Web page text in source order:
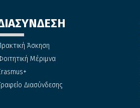
Άσκηση
Μέριμνα
Διασύνδεσης